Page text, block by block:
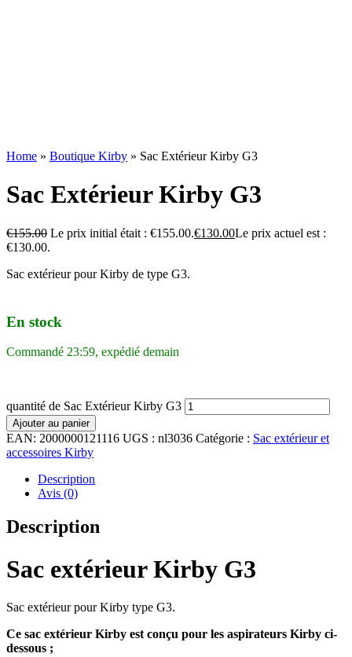
Home » Boutique Kirby » Sac Extérieur Kirby G3
Sac Extérieur Kirby G3
€155.00 Le prix initial était : €155.00.€130.00Le prix actuel est :
€130.00.
Sac extérieur pour Kirby de type G3.
En stock
Commandé 23:59, expédié demain
quantité de Sac Extérieur Kirby G3
Ajouter au panier
EAN: 2000000121116 UGS : nl3036 Catégorie : Sac extérieur et
accessoires Kirby
Description
Avis (0)
Description
Sac extérieur Kirby G3
Sac extérieur pour Kirby type G3.
Ce sac extérieur Kirby est conçu pour les aspirateurs Kirby ci-
dessous ;